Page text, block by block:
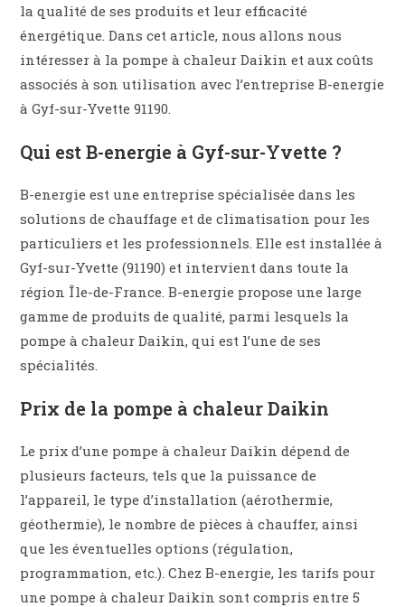
la qualité de ses produits et leur efficacité
énergétique. Dans cet article, nous allons nous
intéresser à la pompe à chaleur Daikin et aux coûts
associés à son utilisation avec l’entreprise B-energie
à Gyf-sur-Yvette 91190.
Qui est B-energie à Gyf-sur-Yvette ?
B-energie est une entreprise spécialisée dans les
solutions de chauffage et de climatisation pour les
particuliers et les professionnels. Elle est installée à
Gyf-sur-Yvette (91190) et intervient dans toute la
région Île-de-France. B-energie propose une large
gamme de produits de qualité, parmi lesquels la
pompe à chaleur Daikin, qui est l’une de ses
spécialités.
Prix de la pompe à chaleur Daikin
Le prix d’une pompe à chaleur Daikin dépend de
plusieurs facteurs, tels que la puissance de
l’appareil, le type d’installation (aérothermie,
géothermie), le nombre de pièces à chauffer, ainsi
que les éventuelles options (régulation,
programmation, etc.). Chez B-energie, les tarifs pour
une pompe à chaleur Daikin sont compris entre 5